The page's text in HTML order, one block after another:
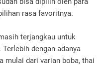
rasa favoritnya.
terjangkau untuk
dengan adanya
mulai dari varian boba, thai